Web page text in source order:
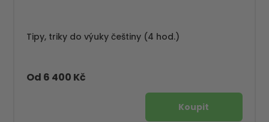
Tipy, triky do výuky češtiny (4 hod.)
Od 6 400 Kč